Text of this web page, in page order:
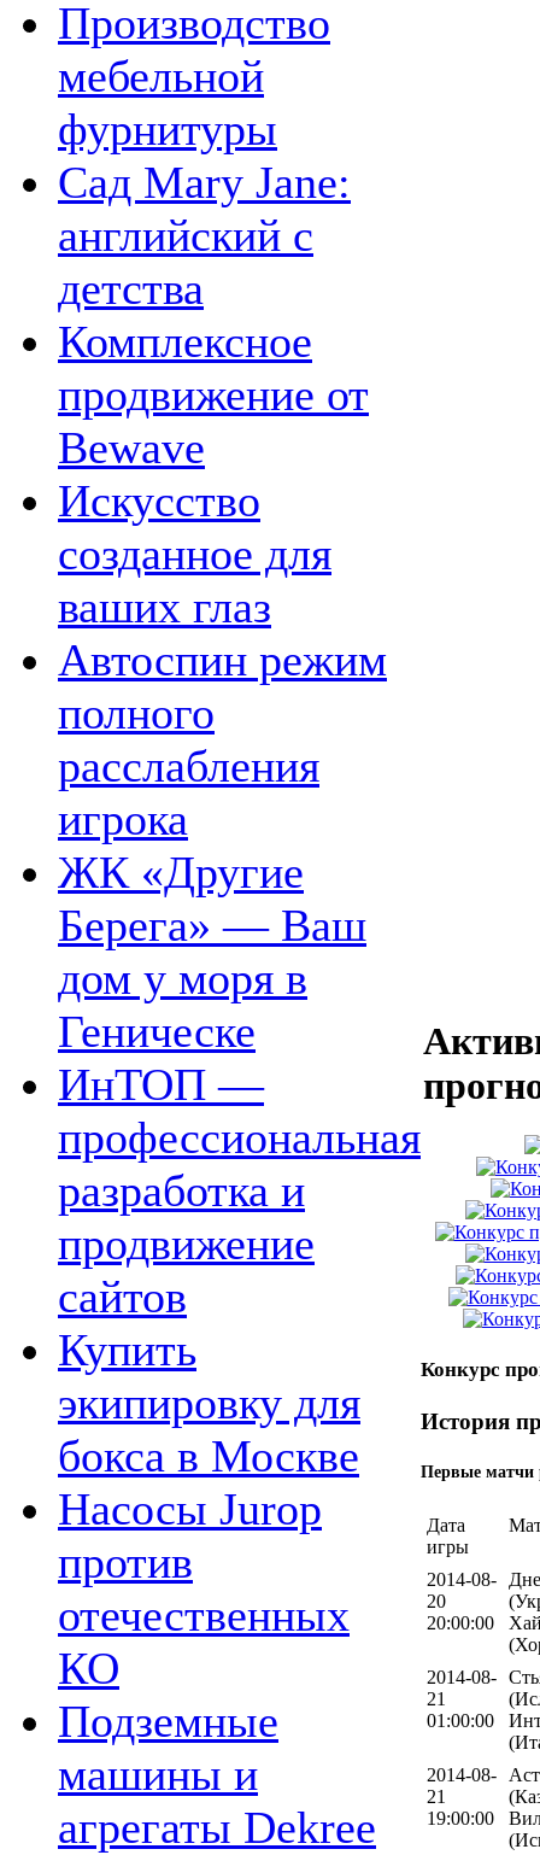
Производство
мебельной
фурнитуры
Сад Mary Jane:
английский с
детства
Комплексное
продвижение от
Bewave
Искусство
созданное для
ваших глаз
Автоспин режим
полного
расслабления
игрока
ЖК «Другие
Берега» — Ваш
дом у моря в
Геническе
ИнТОП —
профессиональная
разработка и
продвижение
сайтов
Купить
экипировку для
бокса в Москве
Насосы Jurop
против
отечественных
КО
Подземные
машины и
агрегаты Dekree
Конкурс
История
Первые матчи
Дата
игры
2014-08-
20
20:00:00
2014-08-
21
01:00:00
2014-08-
21
19:00:00